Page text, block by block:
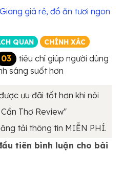
giá rẻ, đồ ăn tươi ngon
QUAN CHÍNH XÁC
03 tiêu chí giúp người dùng
sáng suốt hơn
ưu đãi tốt hơn khi nói
Thơ Review"
tải thông tin MIỄN PHÍ.
tiên bình luận cho bài